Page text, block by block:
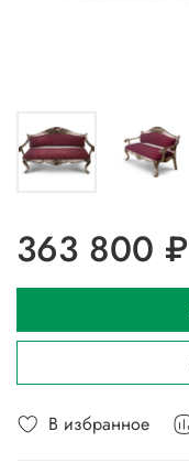
В избранное
363 800 ₽